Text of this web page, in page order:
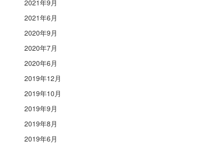
2021年9月
2021年6月
2020年9月
2020年7月
2020年6月
2019年12月
2019年10月
2019年9月
2019年8月
2019年6月